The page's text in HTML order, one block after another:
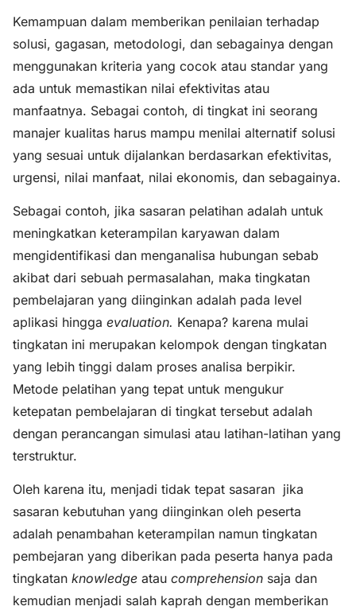
Kemampuan dalam memberikan penilaian terhadap
solusi, gagasan, metodologi, dan sebagainya dengan
menggunakan kriteria yang cocok atau standar yang
ada untuk memastikan nilai efektivitas atau
manfaatnya. Sebagai contoh, di tingkat ini seorang
manajer kualitas harus mampu menilai alternatif solusi
yang sesuai untuk dijalankan berdasarkan efektivitas,
urgensi, nilai manfaat, nilai ekonomis, dan sebagainya.
Sebagai contoh, jika sasaran pelatihan adalah untuk
meningkatkan keterampilan karyawan dalam
mengidentifikasi dan menganalisa hubungan sebab
akibat dari sebuah permasalahan, maka tingkatan
pembelajaran yang diinginkan adalah pada level
aplikasi hingga evaluation. Kenapa? karena mulai
tingkatan ini merupakan kelompok dengan tingkatan
yang lebih tinggi dalam proses analisa berpikir.
Metode pelatihan yang tepat untuk mengukur
ketepatan pembelajaran di tingkat tersebut adalah
dengan perancangan simulasi atau latihan-latihan yang
terstruktur.
Oleh karena itu, menjadi tidak tepat sasaran jika
sasaran kebutuhan yang diinginkan oleh peserta
adalah penambahan keterampilan namun tingkatan
pembejaran yang diberikan pada peserta hanya pada
tingkatan knowledge atau comprehension saja dan
kemudian menjadi salah kaprah dengan memberikan